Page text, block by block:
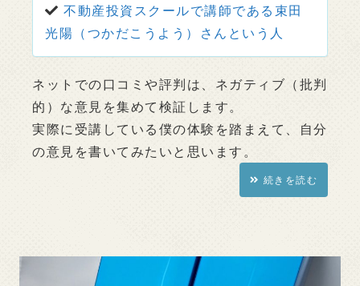
不動産投資スクールで講師である束田
光陽（つかだこうよう）さんという人
ネットでの口コミや評判は、ネガティブ（批判
的）な意見を集めて検証します。
実際に受講している僕の体験を踏まえて、自分
の意見を書いてみたいと思います。
続きを読む